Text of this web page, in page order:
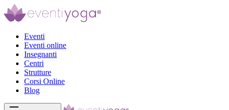
Eventi
Eventi online
Insegnanti
Centri
Strutture
Corsi Online
Blog